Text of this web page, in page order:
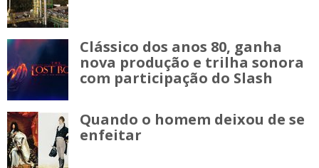
Clássico dos anos 80, ganha
nova produção e trilha sonora
com participação do Slash
Quando o homem deixou de se
enfeitar